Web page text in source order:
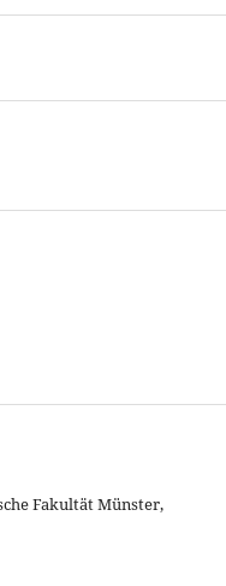
Fakultät Münster,